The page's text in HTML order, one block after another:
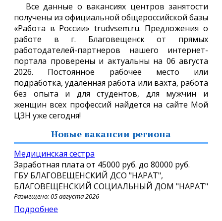
Все данные о вакансиях центров занятости
получены из официальной общероссийской базы
«Работа в России» trudvsem.ru. Предложения о
работе в г. Благовещенск от прямых
работодателей-партнеров нашего интернет-
портала проверены и актуальны на 06 августа
2026. Постоянное рабочее место или
подработка, удаленная работа или вахта, работа
без опыта и для студентов, для мужчин и
женщин всех профессий найдется на сайте Мой
ЦЗН уже сегодня!
Новые вакансии региона
Медицинская сестра
Заработная плата от 45000 руб. до 80000 руб.
ГБУ БЛАГОВЕЩЕНСКИЙ ДСО "НАРАТ",
БЛАГОВЕЩЕНСКИЙ СОЦИАЛЬНЫЙ ДОМ "НАРАТ"
Размещено: 05 августа 2026
Подробнее